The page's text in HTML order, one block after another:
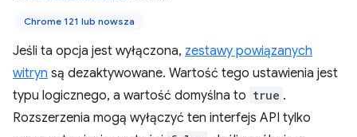
Chrome 121 lub nowsza
Jeśli ta opcja jest wyłączona, zestawy powiązanych
witryn są dezaktywowane. Wartość tego ustawienia jest
typu logicznego, a wartość domyślna to true .
Rozszerzenia mogą wyłączyć ten interfejs API tylko